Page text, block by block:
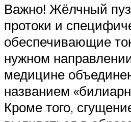
Важно! Жёлчный
протоки и
обеспечивающие
нужном
медицине
названием
Кроме того,